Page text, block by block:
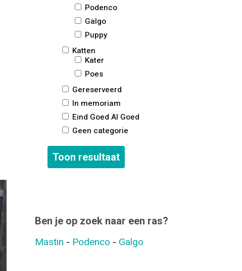
Podenco
Galgo
Puppy
Katten
Kater
Poes
Gereserveerd
In memoriam
Eind Goed Al Goed
Geen categorie
Ben je op zoek naar een ras?
Mastin - Podenco - Galgo